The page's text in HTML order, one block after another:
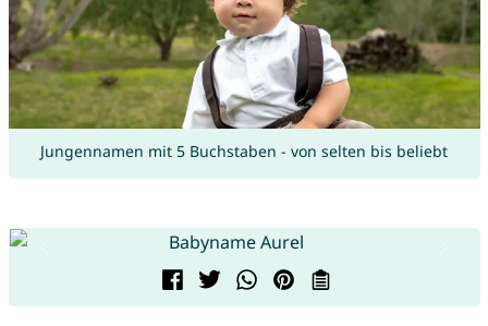
Jungennamen mit 5 Buchstaben - von selten bis beliebt